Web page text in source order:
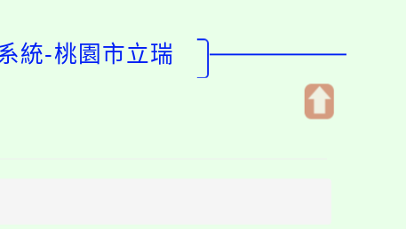
統-桃園市立瑞